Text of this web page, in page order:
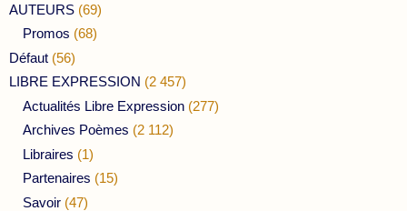
AUTEURS (69)
Promos (68)
Défaut (56)
LIBRE EXPRESSION (2 457)
Actualités Libre Expression (277)
Archives Poèmes (2 112)
Libraires (1)
Partenaires (15)
Savoir (47)